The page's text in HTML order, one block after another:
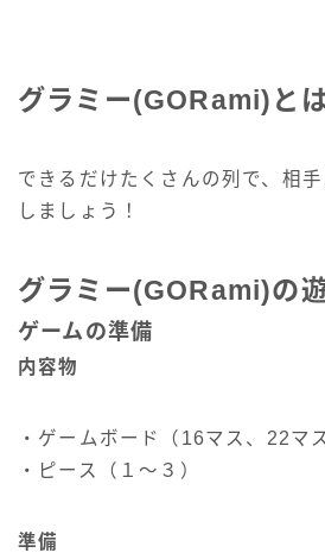
グラミー(GORami)と
できるだけたくさんの列で、相
しましょう！
グラミー(GORami)の
ゲームの準備
内容物
・ゲームボード（16マス、22マ
・ピース（１～３）
準備